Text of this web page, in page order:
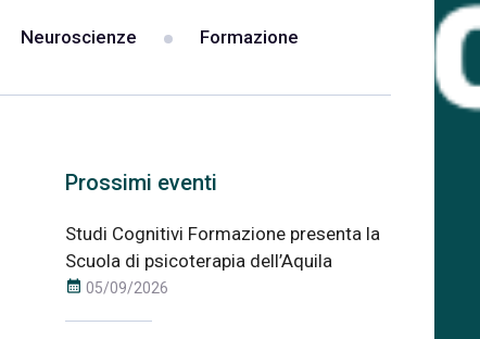
Neuroscienze Formazione
Prossimi eventi
Studi Cognitivi Formazione presenta la
Scuola di psicoterapia dell’Aquila
calendar_month 05/09/2026